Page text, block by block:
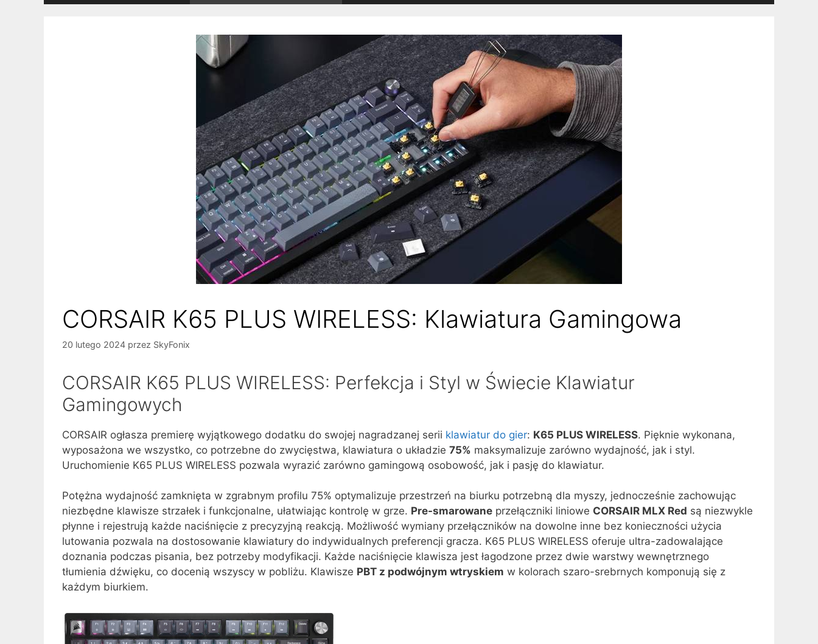
CORSAIR K65 PLUS WIRELESS: Klawiatura Gamingowa
20 lutego 2024 przez SkyFonix
CORSAIR K65 PLUS WIRELESS: Perfekcja i Styl w Świecie Klawiatur
Gamingowych
CORSAIR ogłasza premierę wyjątkowego dodatku do swojej nagradzanej serii klawiatur do gier: K65 PLUS WIRELESS. Pięknie wykonana,
wyposażona we wszystko, co potrzebne do zwycięstwa, klawiatura o układzie 75% maksymalizuje zarówno wydajność, jak i styl.
Uruchomienie K65 PLUS WIRELESS pozwala wyrazić zarówno gamingową osobowość, jak i pasję do klawiatur.
Potężna wydajność zamknięta w zgrabnym profilu 75% optymalizuje przestrzeń na biurku potrzebną dla myszy, jednocześnie zachowując
niezbędne klawisze strzałek i funkcjonalne, ułatwiając kontrolę w grze. Pre-smarowane przełączniki liniowe CORSAIR MLX Red są niezwykle
płynne i rejestrują każde naciśnięcie z precyzyjną reakcją. Możliwość wymiany przełączników na dowolne inne bez konieczności użycia
lutowania pozwala na dostosowanie klawiatury do indywidualnych preferencji gracza. K65 PLUS WIRELESS oferuje ultra-zadowalające
doznania podczas pisania, bez potrzeby modyfikacji. Każde naciśnięcie klawisza jest łagodzone przez dwie warstwy wewnętrznego
tłumienia dźwięku, co docenią wszyscy w pobliżu. Klawisze PBT z podwójnym wtryskiem w kolorach szaro-srebrnych komponują się z
każdym biurkiem.